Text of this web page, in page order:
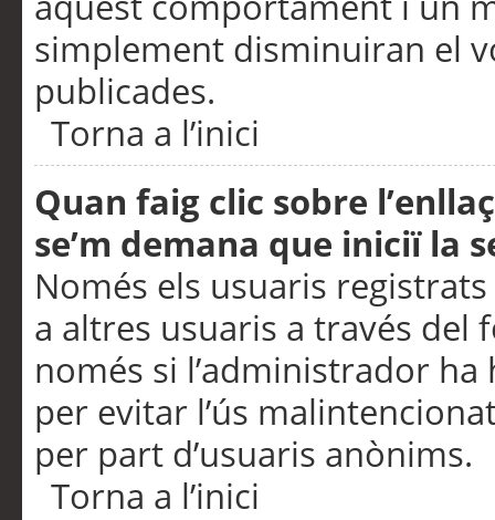
simplement disminuiran el
publicades.
Torna a l’inici
Quan faig clic sobre
se’m demana que iniciï la
Només els usuaris
a altres usuaris a través
només si l’administrador
per evitar l’ús
per part d’usuaris anònims.
Torna a l’inici